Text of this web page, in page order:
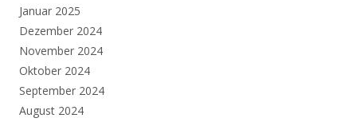
Januar 2025
Dezember 2024
November 2024
Oktober 2024
September 2024
August 2024